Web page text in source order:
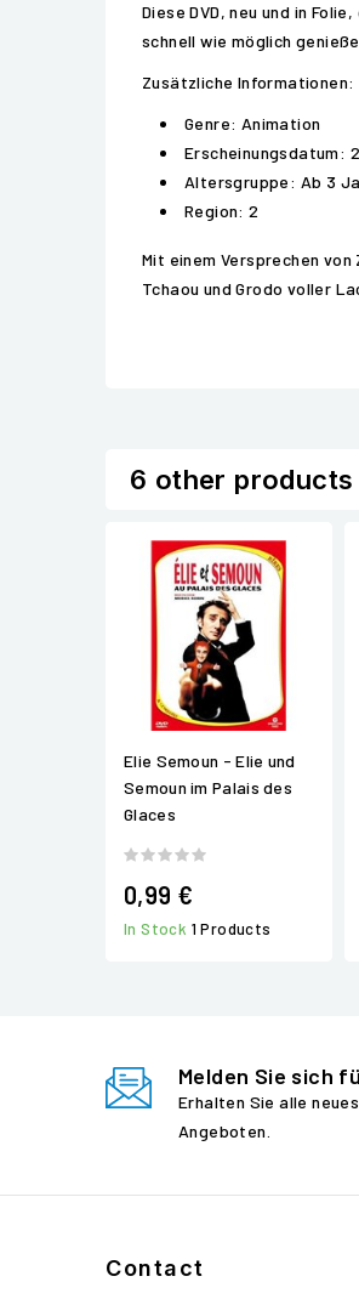
Diese DVD, neu und in
schnell wie möglich
Zusätzliche Informationen:
Genre: Animation
Erscheinungsdatum:
Altersgruppe: Ab 3
Region: 2
Mit einem Versprechen
Tchaou und Grodo voller
6 other
Elie Semoun - Elie und
Semoun im Palais des
Glaces
0,99 €
In Stock 1 Products
Melden Sie sich
Erhalten Sie alle
Angeboten.
Contact